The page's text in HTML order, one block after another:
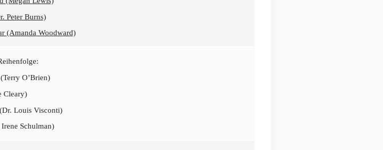
Peter Burns)
(Amanda Woodward)
O’Brien)
Cleary)
Louis Visconti)
Schulman)